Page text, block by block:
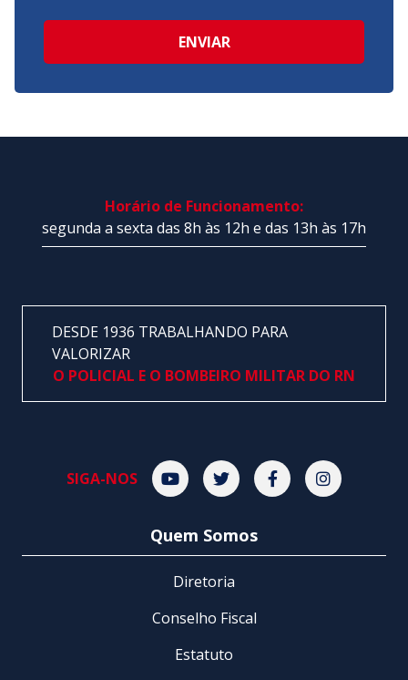
ENVIAR
Quem Somos
Diretoria
Conselho Fiscal
Estatuto
Horário de Funcionamento:
segunda a sexta das 8h às 12h e das 13h às 17h
DESDE 1936 TRABALHANDO PARA
VALORIZAR
O POLICIAL E O BOMBEIRO MILITAR DO RN
SIGA-NOS Acompanhe-nos no Youtube
Acompanhe-nos no
Acompanhe-nos